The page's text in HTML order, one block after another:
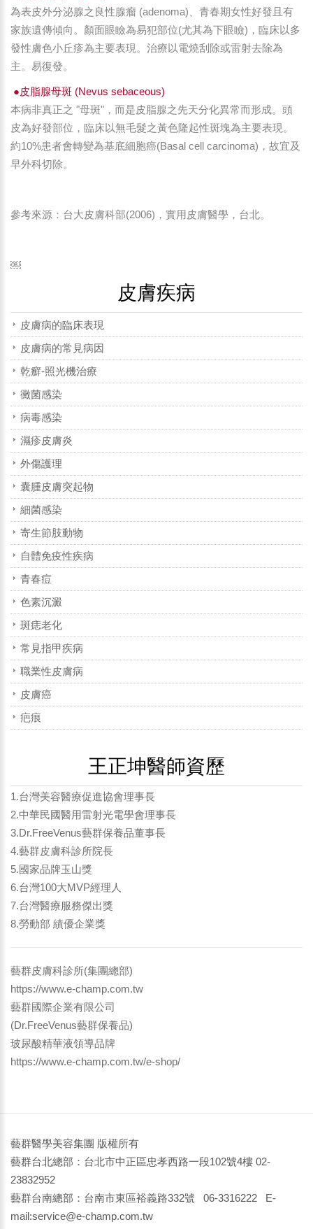
為表皮外分泌腺之良性腺瘤 (adenoma)、青春期女性好發且有
家族遺傳傾向。顏面眼瞼為易犯部位(尤其為下眼瞼)，臨床以多
發性膚色小丘疹為主要表現。治療以電燒刮除或雷射去除為
主。易復發。
●皮脂腺母斑 (Nevus sebaceous)
本病非真正之 "母斑"，而是皮脂腺之先天分化異常而形成。頭
皮為好發部位，臨床以無毛髮之黃色隆起性斑塊為主要表現。
約10%患者會轉變為基底細胞癌(Basal cell carcinoma)，故宜及
早外科切除。
參考來源：台大皮膚科部(2006)，實用皮膚醫學，台北。
￼
皮膚疾病
皮膚病的臨床表現
皮膚病的常見病因
乾癬-照光機治療
黴菌感染
病毒感染
濕疹皮膚炎
外傷護理
囊腫皮膚突起物
細菌感染
寄生節肢動物
自體免疫性疾病
青春痘
色素沉澱
斑痣老化
常見指甲疾病
職業性皮膚病
皮膚癌
疤痕
王正坤醫師資歷
1.台灣美容醫療促進協會理事長
2.中華民國醫用雷射光電學會理事長
3.Dr.FreeVenus藝群保養品董事長
4.藝群皮膚科診所院長
5.國家品牌玉山獎
6.台灣100大MVP經理人
7.台灣醫療服務傑出獎
8.勞動部 績優企業獎
藝群皮膚科診所(集團總部)
https://www.e-champ.com.tw
藝群國際企業有限公司
(Dr.FreeVenus藝群保養品)
玻尿酸精華液領導品牌
https://www.e-champ.com.tw/e-shop/
藝群醫學美容集團 版權所有
藝群台北總部：台北市中正區忠孝西路一段102號4樓 02-
23832952
藝群台南總部：台南市東區裕義路332號 06-3316222 E-
mail:service@e-champ.com.tw